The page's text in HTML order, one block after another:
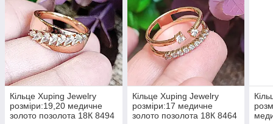
Кільце Xuping Jewelry
розміри:19,20 медичне
золото позолота 18К 8494
Кільце Xuping Jewelry
розміри:17 медичне
золото позолота 18К 8464